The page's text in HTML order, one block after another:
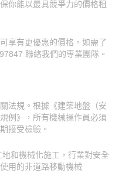
你能以最具競爭力的價格租
享有更優惠的價格。如需了
聯絡我們的專業團隊。
法規。根據《建築地盤（安
例》，所有機械操作員必須
接受檢驗。
和機械化施工，行業對安全
用的非道路移動機械